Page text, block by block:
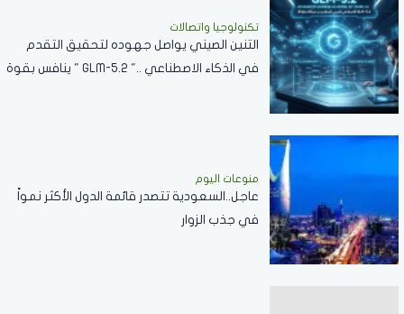
تكنولوجيا واتصالات
التنين الصيني يواصل جهوده لتحقيق التقدم
في الذكاء الاصطناعي .." GLM-5.2 " ينافس بقوة
منوعات اليوم
عاجل..السعودية تتصدر قائمة الدول الأكثر نمواً
في جذب الزوار